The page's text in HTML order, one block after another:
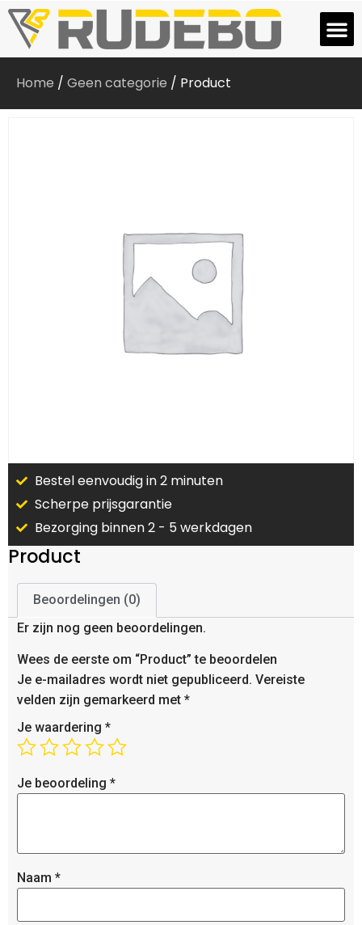
Home / Geen categorie / Product
Bestel eenvoudig in 2 minuten
Scherpe prijsgarantie
Bezorging binnen 2 - 5 werkdagen
Product
Beoordelingen (0)
Er zijn nog geen beoordelingen.
Wees de eerste om “Product” te beoordelen
Je e-mailadres wordt niet gepubliceerd. Vereiste
velden zijn gemarkeerd met *
Je waardering *
Je beoordeling *
Naam *